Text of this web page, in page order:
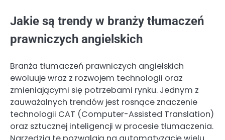
Jakie są trendy w branży tłumaczeń
prawniczych angielskich
Branża tłumaczeń prawniczych angielskich
ewoluuje wraz z rozwojem technologii oraz
zmieniającymi się potrzebami rynku. Jednym z
zauważalnych trendów jest rosnące znaczenie
technologii CAT (Computer-Assisted Translation)
oraz sztucznej inteligencji w procesie tłumaczenia.